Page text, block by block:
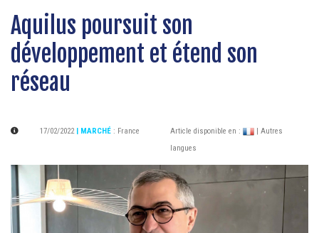
Aquilus poursuit son
développement et étend son
réseau
17/02/2022 | MARCHÉ : France Article disponible en :
| Autres
langues